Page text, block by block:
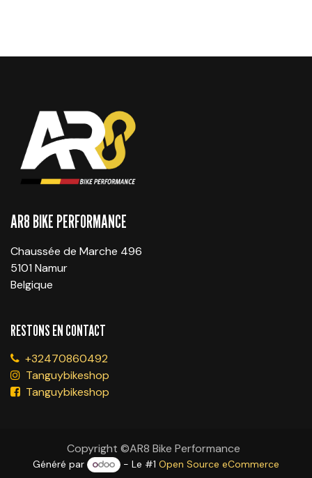
AR8 BIKE PERFORMANCE
Chaussée de Marche 496
5101 Namur
Belgique
RESTONS EN CONTACT
+32470860492
Tanguybikeshop
Tanguybikeshop
Copyright ©AR8 Bike Performance
Généré par - Le #1Open Source eCommerce